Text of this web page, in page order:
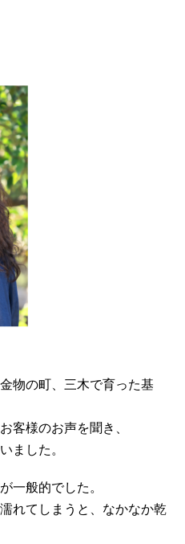
物の町、三木で育った基
客様のお声を聞き、
ました。
一般的でした。
れてしまうと、なかなか乾